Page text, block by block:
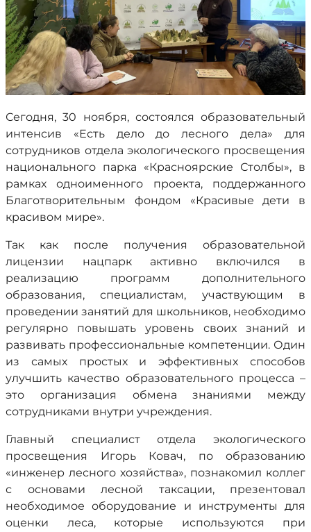
Сегодня, 30 ноября, состоялся образовательный
интенсив «Есть дело до лесного дела» для
сотрудников отдела экологического просвещения
национального парка «Красноярские Столбы», в
рамках одноименного проекта, поддержанного
Благотворительным фондом «Красивые дети в
красивом мире».
Так как после получения образовательной
лицензии нацпарк активно включился в
реализацию программ дополнительного
образования, специалистам, участвующим в
проведении занятий для школьников, необходимо
регулярно повышать уровень своих знаний и
развивать профессиональные компетенции. Один
из самых простых и эффективных способов
улучшить качество образовательного процесса –
это организация обмена знаниями между
сотрудниками внутри учреждения.
Главный специалист отдела экологического
просвещения Игорь Ковач, по образованию
«инженер лесного хозяйства», познакомил коллег
с основами лесной таксации, презентовал
необходимое оборудование и инструменты для
оценки леса, которые используются при